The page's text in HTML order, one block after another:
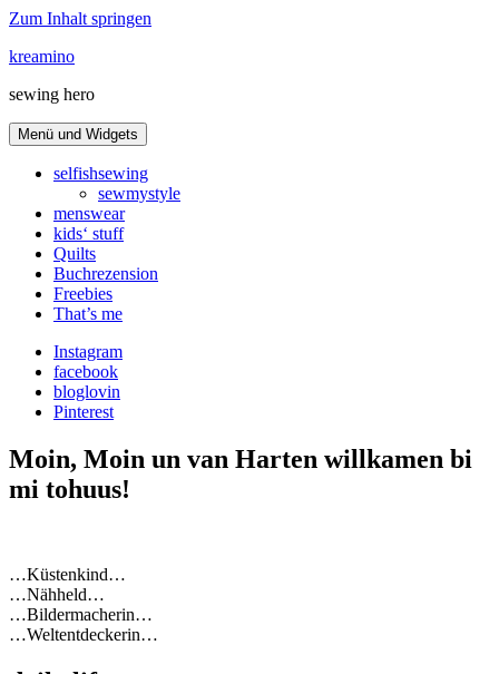
Zum Inhalt springen
kreamino
sewing hero
Menü und Widgets
selfishsewing
sewmystyle
menswear
kids‘ stuff
Quilts
Buchrezension
Freebies
That’s me
Instagram
facebook
bloglovin
Pinterest
Moin, Moin un van Harten willkamen bi
mi tohuus!
…Küstenkind…
…Nähheld…
…Bildermacherin…
…Weltentdeckerin…